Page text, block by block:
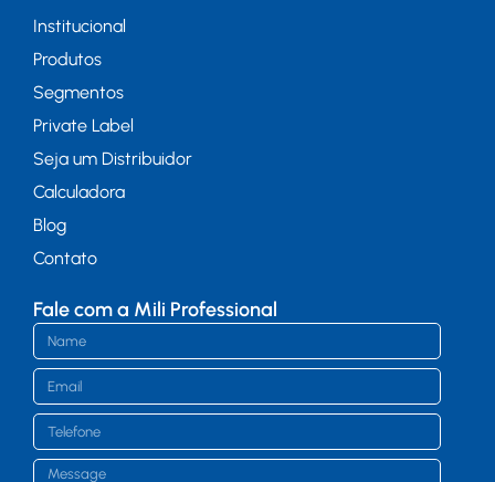
Institucional
Produtos
Segmentos
Private Label
Seja um Distribuidor
Calculadora
Blog
Contato
Fale com a Mili Professional